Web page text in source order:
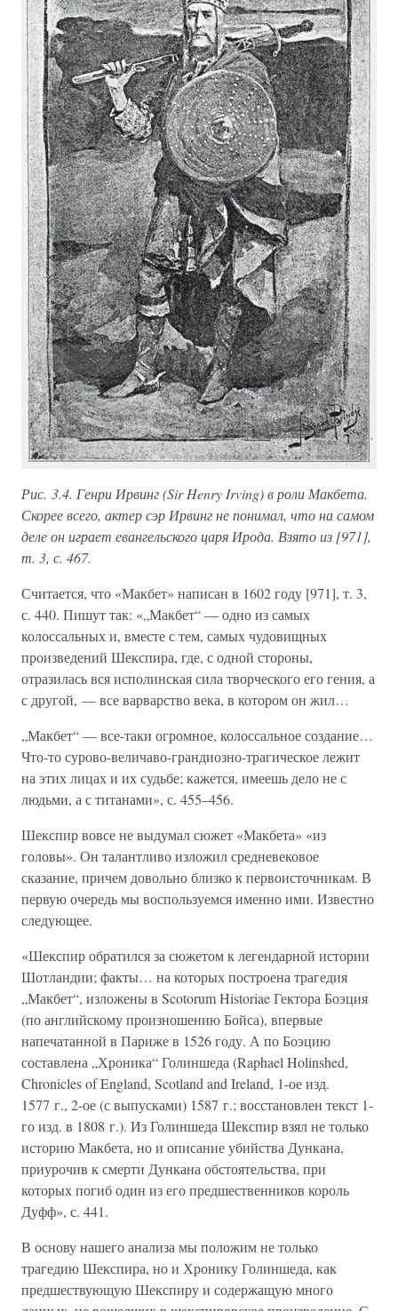
Рис. 3.4. Генри Ирвинг (Sir Henry Irving) в роли Макбета.
Скорее всего, актер сэр Ирвинг не понимал, что на самом
деле он играет евангельского царя Ирода. Взято из [971],
т. 3, с. 467.
Считается, что «Макбет» написан в 1602 году [971], т. 3,
с. 440. Пишут так: «„Макбет“ — одно из самых
колоссальных и, вместе с тем, самых чудовищных
произведений Шекспира, где, с одной стороны,
отразилась вся исполинская сила творческого его гения, а
с другой, — все варварство века, в котором он жил…
„Макбет“ — все-таки огромное, колоссальное создание…
Что-то сурово-величаво-грандиозно-трагическое лежит
на этих лицах и их судьбе; кажется, имеешь дело не с
людьми, а с титанами», с. 455–456.
Шекспир вовсе не выдумал сюжет «Макбета» «из
головы». Он талантливо изложил средневековое
сказание, причем довольно близко к первоисточникам. В
первую очередь мы воспользуемся именно ими. Известно
следующее.
«Шекспир обратился за сюжетом к легендарной истории
Шотландии; факты… на которых построена трагедия
„Макбет“, изложены в Scotorum Historiae Гектора Боэция
(по английскому произношению Бойса), впервые
напечатанной в Париже в 1526 году. А по Боэцию
составлена „Хроника“ Голиншеда (Raphael Holinshed,
Chronicles of England, Scotland and Ireland, 1-ое изд.
1577 г., 2-ое (с выпусками) 1587 г.; восстановлен текст 1-
го изд. в 1808 г.). Из Голиншеда Шекспир взял не только
историю Макбета, но и описание убийства Дункана,
приурочив к смерти Дункана обстоятельства, при
которых погиб один из его предшественников король
Дуфф», с. 441.
В основу нашего анализа мы положим не только
трагедию Шекспира, но и Хронику Голиншеда, как
предшествующую Шекспиру и содержащую много